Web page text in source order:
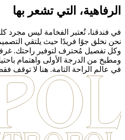
الرفاهية، التي تشعر بها
في فندقنا، تُعتبر الفخامة ليس مجرد
نحن نخلق جوًا فريدًا حيث يلتقي التصميم
وكل تفصيل مُحترف لتوفير راحتك.
ومطبخ من الدرجة الأولى واهتمام
في عالم الراحة التامة. هنا لا توقف